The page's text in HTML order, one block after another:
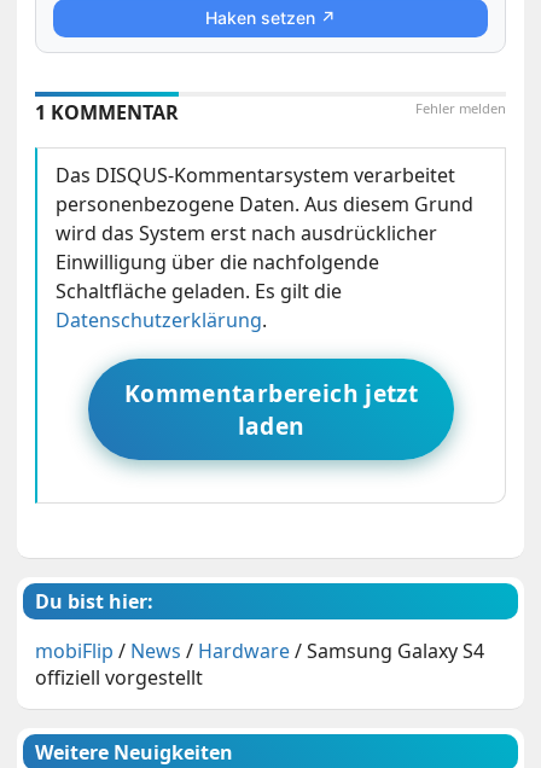
Haken setzen ↗
Fehler melden
1 KOMMENTAR
Das DISQUS-Kommentarsystem verarbeitet
personenbezogene Daten. Aus diesem Grund
wird das System erst nach ausdrücklicher
Einwilligung über die nachfolgende
Schaltfläche geladen. Es gilt die
Datenschutzerklärung.
Kommentarbereich jetzt
laden
Du bist hier:
mobiFlip / News / Hardware/Samsung Galaxy S4
offiziell vorgestellt
Weitere Neuigkeiten